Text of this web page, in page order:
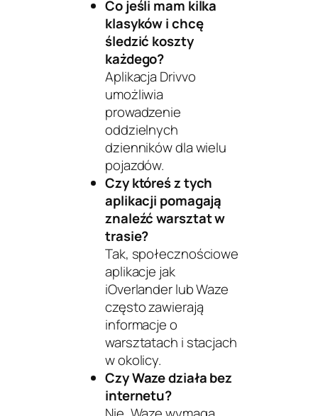
Co jeśli mam kilka
klasyków i chcę
śledzić koszty
każdego?
Aplikacja Drivvo
umożliwia
prowadzenie
oddzielnych
dzienników dla wielu
pojazdów.
Czy któreś z tych
aplikacji pomagają
znaleźć warsztat w
trasie?
Tak, społecznościowe
aplikacje jak
iOverlanderlubWaze
często zawierają
informacje o
warsztatach i stacjach
w okolicy.
Czy Waze działa bez
internetu?